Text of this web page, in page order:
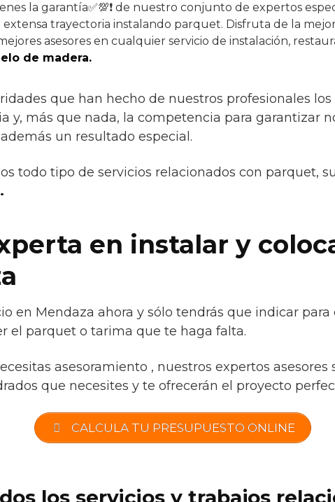
la garantía✅💯❗ de nuestro conjunto de expertos
extensa trayectoria instalando parquet. Disfruta de la
asesores en cualquier servicio de instalación,
de madera.
que han hecho de nuestros profesionales los
y, más que nada, la competencia para garantizar
un resultado especial.
todo tipo de servicios relacionados con parquet,
en instalar y
en Mendaza ahora y sólo tendrás que indicar para
el parquet o tarima que te haga falta.
asesoramiento , nuestros expertos asesores
que necesites y te ofrecerán el proyecto
CALCULA TU PRESUPUESTO ONLINE
los servicios y trabajos